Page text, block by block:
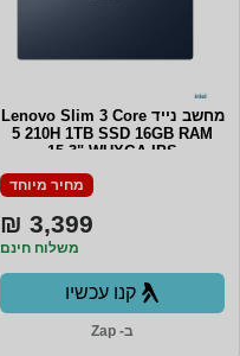
מחשב נייד Lenovo Slim 3 Core
5 210H 1TB SSD 16GB RAM
15.3" WUXGA IPS
TOUCHSCREEN Win11 Backlit
Keyboard COSMIC BLUE 3Y
מחיר מיוחד
3,399 ₪
משלוח חינם
קנו עכשיו
ב- Zap